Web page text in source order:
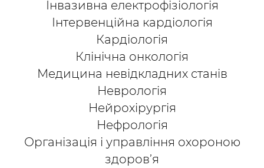
Інвазивна електрофізіологія
Інтервенційна кардіологія
Кардіологія
Клінічна онкологія
Медицина невідкладних станів
Неврологія
Нейрохірургія
Нефрологія
Організація і управління охороною
здоров’я